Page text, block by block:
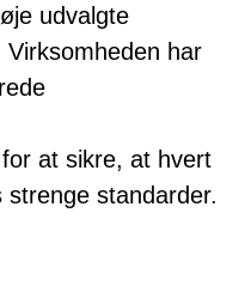
udvalgte
har
at sikre, at hvert
standarder.